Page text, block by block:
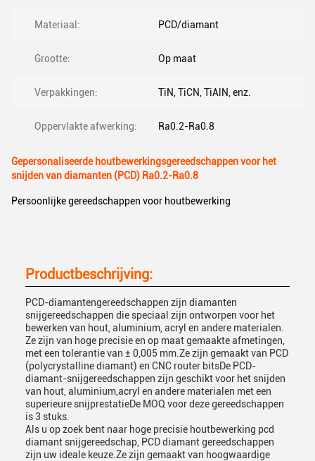
Materiaal: PCD/diamant
Grootte: Op maat
Verpakkingen: TiN, TiCN, TiAlN, enz.
Oppervlakte afwerking: Ra0.2-Ra0.8
Gepersonaliseerde houtbewerkingsgereedschappen voor het
snijden van diamanten (PCD) Ra0.2-Ra0.8
Persoonlijke gereedschappen voor houtbewerking
Productbeschrijving:
PCD-diamantengereedschappen zijn diamanten
snijgereedschappen die speciaal zijn ontworpen voor het
bewerken van hout, aluminium, acryl en andere materialen.
Ze zijn van hoge precisie en op maat gemaakte afmetingen,
met een tolerantie van ± 0,005 mm.Ze zijn gemaakt van PCD
(polycrystalline diamant) en CNC router bitsDe PCD-
diamant-snijgereedschappen zijn geschikt voor het snijden
van hout, aluminium,acryl en andere materialen met een
superieure snijprestatieDe MOQ voor deze gereedschappen
is 3 stuks.
Als u op zoek bent naar hoge precisie houtbewerking pcd
diamant snijgereedschap, PCD diamant gereedschappen
zijn uw ideale keuze.Ze zijn gemaakt van hoogwaardige